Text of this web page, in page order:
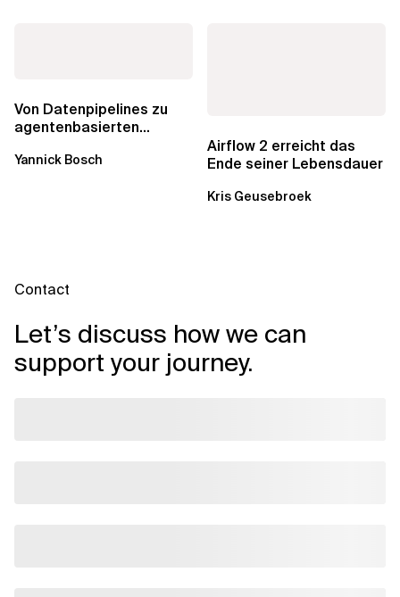
Von Datenpipelines zu
agentenbasierten
Analytics...
Yannick Bosch
Airflow 2 erreicht das
Ende seiner Lebensdauer
Kris Geusebroek
Contact
Let’s discuss how we can
support your journey.